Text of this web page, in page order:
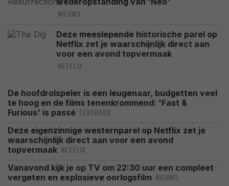
NIEUWS
Deze meeslepende historische parel op
Netflix zet je waarschijnlijk direct aan
voor een avond topvermaak
NETFLIX
De hoofdrolspeler is een leugenaar, budgetten veel
te hoog en de films tenenkrommend: 'Fast &
Furious' is passé FEATURED
Deze eigenzinnige westernparel op Netflix zet je
waarschijnlijk direct aan voor een avond
topvermaak NETFLIX
Vanavond kijk je op TV om 22:30 uur een compleet
vergeten en explosieve oorlogsfilm NIEUWS